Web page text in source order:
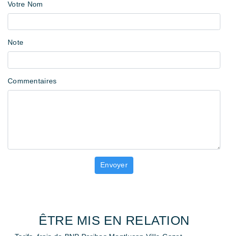
ÊTRE MIS EN RELATION
Votre Nom
Note
Commentaires